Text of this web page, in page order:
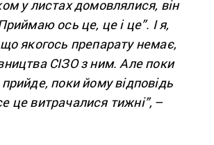
у листах домовлялися, він
ось це, це і це”. І я,
якогось препарату немає,
СІЗО з ним. Але поки
поки йому відповідь
це витрачалися тижні”, –